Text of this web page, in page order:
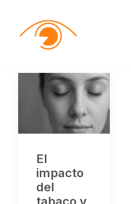
El
impacto
del